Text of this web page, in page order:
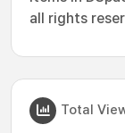
all rights
Total